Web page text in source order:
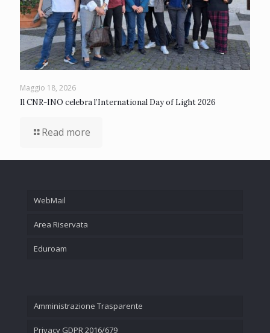
Maggio 18, 2026
Il CNR-INO celebra l’International Day of Light 2026
Read more
WebMail
Area Riservata
Eduroam
Amministrazione Trasparente
Privacy GDPR 2016/679